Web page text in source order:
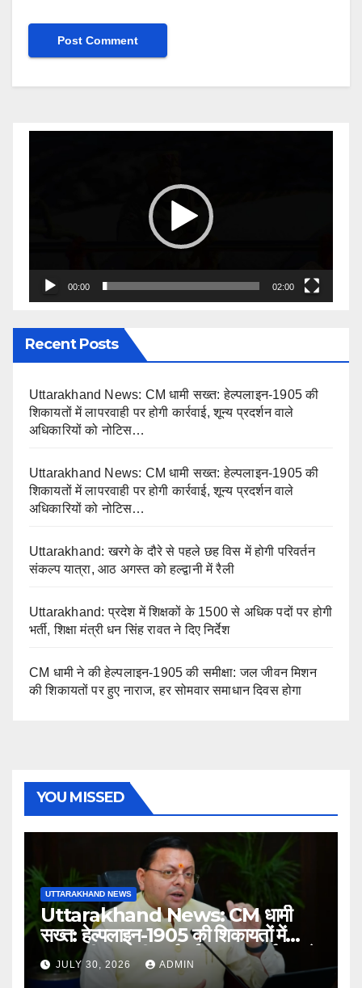
00:00 02:00
Recent Posts
Uttarakhand News: CM धामी सख्त: हेल्पलाइन-1905 की
शिकायतों में लापरवाही पर होगी कार्रवाई, शून्य प्रदर्शन वाले
अधिकारियों को नोटिस…
Uttarakhand News: CM धामी सख्त: हेल्पलाइन-1905 की
शिकायतों में लापरवाही पर होगी कार्रवाई, शून्य प्रदर्शन वाले
अधिकारियों को नोटिस…
Uttarakhand: खरगे के दौरे से पहले छह विस में होगी परिवर्तन
संकल्प यात्रा, आठ अगस्त को हल्द्वानी में रैली
Uttarakhand: प्रदेश में शिक्षकों के 1500 से अधिक पदों पर होगी
भर्ती, शिक्षा मंत्री धन सिंह रावत ने दिए निर्देश
CM धामी ने की हेल्पलाइन-1905 की समीक्षा: जल जीवन मिशन
की शिकायतों पर हुए नाराज, हर सोमवार समाधान दिवस होगा
YOU MISSED
UTTARAKHAND NEWS
Uttarakhand News: CM धामी
सख्त: हेल्पलाइन-1905 की शिकायतों में
लापरवाही पर होगी कार्रवाई, शून्य प्रदर्शन वाले
अधिकारियों को नोटिस…
JULY 30, 2026 ADMIN